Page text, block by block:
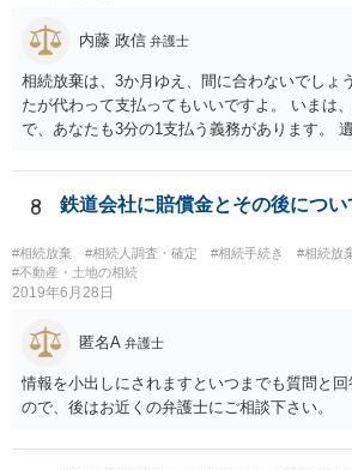
内藤 政信 弁護士
相続放棄は、3か月ゆえ、間に合わないでしょ
たが代わって支払ってもいいですよ。 いまは
で、あなたも3分の1支払う義務があります。
払い義務があります。
8 鉄道会社に賠償金とその後につい
#相続放棄 #相続人調査・確定 #相続手続き #相続放
#不動産・土地の相続
2019年6月28日
匿名A 弁護士
情報を小出しにされますといつまでも質問と
ので、後はお近くの弁護士にご相談下さい。